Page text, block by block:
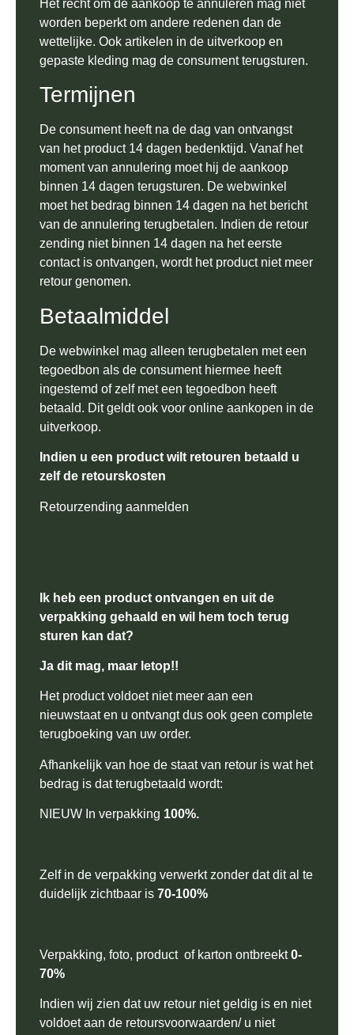
Het recht om de aankoop te annuleren mag niet
worden beperkt om andere redenen dan de
wettelijke. Ook artikelen in de uitverkoop en
gepaste kleding mag de consument terugsturen.
Termijnen
De consument heeft na de dag van ontvangst
van het product 14 dagen bedenktijd. Vanaf het
moment van annulering moet hij de aankoop
binnen 14 dagen terugsturen. De webwinkel
moet het bedrag binnen 14 dagen na het bericht
van de annulering terugbetalen. Indien de retour
zending niet binnen 14 dagen na het eerste
contact is ontvangen, wordt het product niet meer
retour genomen.
Betaalmiddel
De webwinkel mag alleen terugbetalen met een
tegoedbon als de consument hiermee heeft
ingestemd of zelf met een tegoedbon heeft
betaald. Dit geldt ook voor online aankopen in de
uitverkoop.
Indien u een product wilt retouren betaald u
zelf de retourskosten
Retourzending aanmelden
Ik heb een product ontvangen en uit de
verpakking gehaald en wil hem toch terug
sturen kan dat?
Ja dit mag, maar letop!!
Het product voldoet niet meer aan een
nieuwstaat en u ontvangt dus ook geen complete
terugboeking van uw order.
Afhankelijk van hoe de staat van retour is wat het
bedrag is dat terugbetaald wordt:
NIEUW In verpakking 100%.
Zelf in de verpakking verwerkt zonder dat dit al te
duidelijk zichtbaar is 70-100%
Verpakking, foto, product of karton ontbreekt0-
70%
Indien wij zien dat uw retour niet geldig is en niet
voldoet aan de retoursvoorwaarden/ u niet